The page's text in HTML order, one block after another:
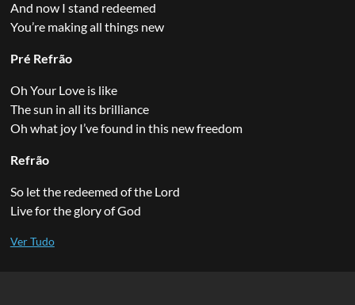
And now I stand redeemed
You’re making all things new
Pré Refrão
Oh Your Love is like
The sun in all its brilliance
Oh what joy I’ve found in this new freedom
Refrão
So let the redeemed of the Lord
Live for the glory of God